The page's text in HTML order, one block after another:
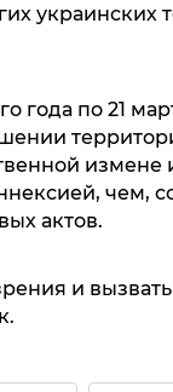
украинских
года по 21
измене
чем,
актов.
и